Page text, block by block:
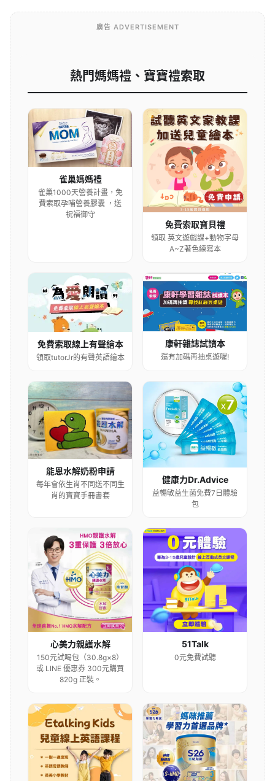
廣告 ADVERTISEMENT
熱門媽媽禮、寶寶禮索取
雀巢媽媽禮
雀巢1000天營養計畫，免
費索取孕哺營養膠囊 ，送
祝福御守
免費索取寶貝禮
領取 英文遊戲課+動物字母
A~Z著色練寫本
免費索取線上有聲繪本
領取tutorJr的有聲英語繪本
康軒雜誌試讀本
還有加碼再抽桌遊喔!
能恩水解奶粉申請
每年會依生肖不同送不同生
肖的寶寶手冊書套
健康力Dr.Advice
益暢敏益生菌免費7日體驗
包
心美力親護水解
150元試喝包（30.8g×8）
或 LINE 優惠券 300元購買
820g 正裝。
51Talk
0元免費試聽